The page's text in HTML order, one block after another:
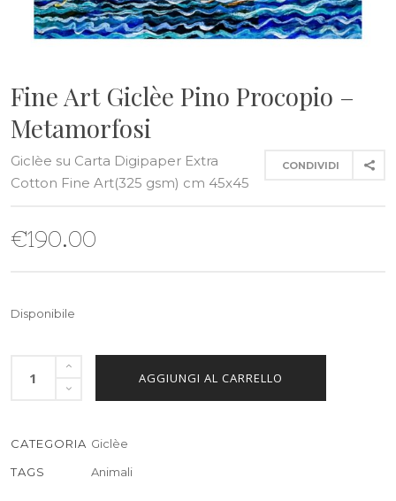
Fine Art Giclèe Pino Procopio –
Metamorfosi
CONDIVIDI
Giclèe su Carta Digipaper Extra
Cotton Fine Art(325 gsm) cm 45x45
€190.00
Disponibile
AGGIUNGI AL CARRELLO
CATEGORIA Giclèe
TAGS
Animali